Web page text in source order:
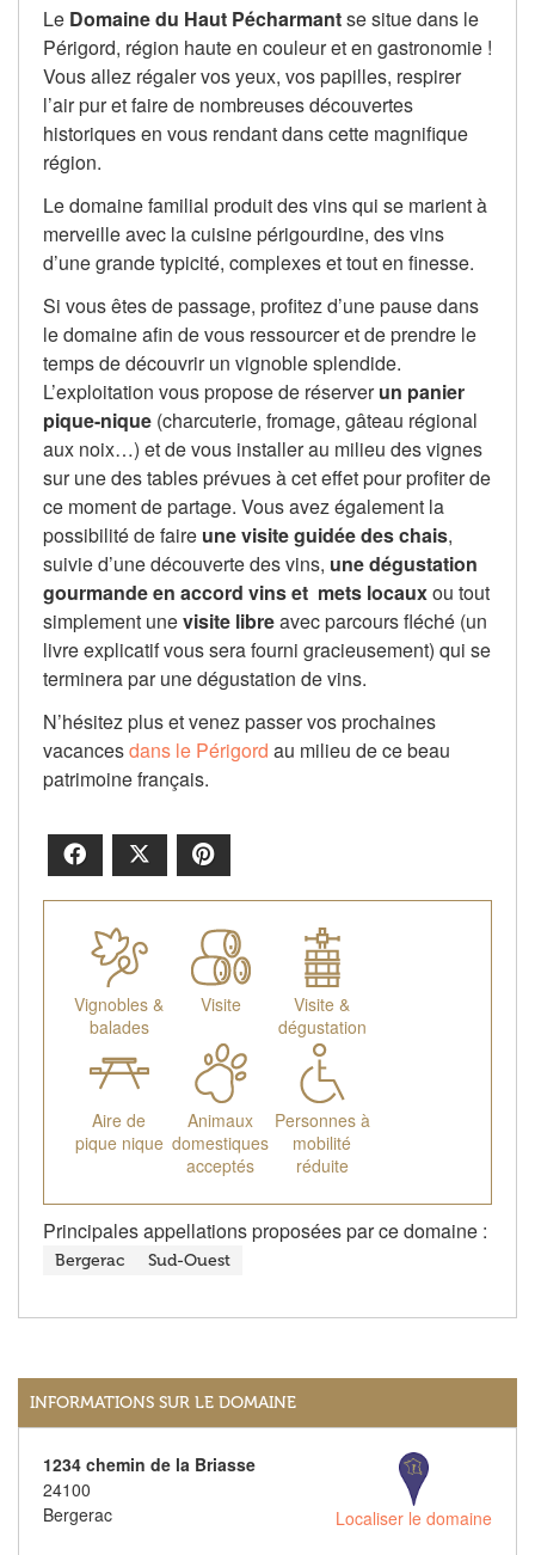
Le Domaine du Haut Pécharmantse situe dans le
Périgord, région haute en couleur et en gastronomie !
Vous allez régaler vos yeux, vos papilles, respirer
l’air pur et faire de nombreuses découvertes
historiques en vous rendant dans cette magnifique
région.
Le domaine familial produit des vins qui se marient à
merveille avec la cuisine périgourdine, des vins
d’une grande typicité, complexes et tout en finesse.
Si vous êtes de passage, profitez d’une pause dans
le domaine afin de vous ressourcer et de prendre le
temps de découvrir un vignoble splendide.
L’exploitation vous propose de réserverun panier
pique-nique (charcuterie, fromage, gâteau régional
aux noix…) et de vous installer au milieu des vignes
sur une des tables prévues à cet effet pour profiter de
ce moment de partage. Vous avez également la
possibilité de faire une visite guidée des chais,
suivie d’une découverte des vins, une dégustation
gourmande en accord vins et mets locauxou tout
simplement unevisite libreavec parcours fléché (un
livre explicatif vous sera fourni gracieusement) qui se
terminera par une dégustation de vins.
N’hésitez plus et venez passer vos prochaines
vacancesdans le Périgord au milieu de ce beau
patrimoine français.
Facebook
Vignobles &
balades
Visite
Visite &
dégustation
Aire de
pique nique
Animaux
domestiques
acceptés
Personnes à
mobilité
réduite
Principales appellations proposées par ce domaine :
Bergerac Sud-Ouest
INFORMATIONS SUR LE DOMAINE
1234 chemin de la Briasse
24100
Bergerac
Localiser le domaine